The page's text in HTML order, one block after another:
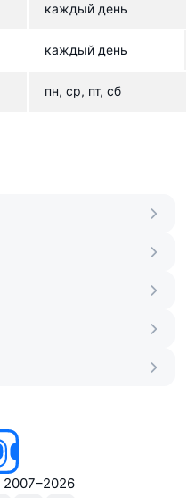
каждый день
каждый день
пн, ср, пт, сб
2007–2026